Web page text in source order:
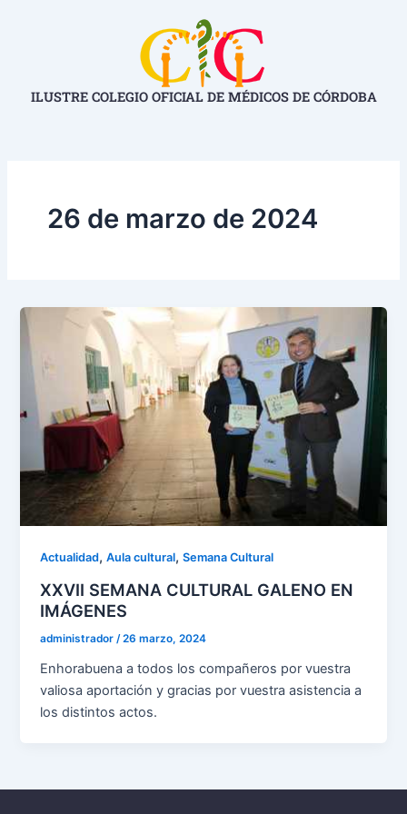
ILUSTRE COLEGIO OFICIAL DE MÉDICOS DE CÓRDOBA
26 de marzo de 2024
Actualidad,Aula cultural,Semana Cultural
XXVII SEMANA CULTURAL GALENO EN
IMÁGENES
administrador/26 marzo, 2024
Enhorabuena a todos los compañeros por vuestra
valiosa aportación y gracias por vuestra asistencia a
los distintos actos.